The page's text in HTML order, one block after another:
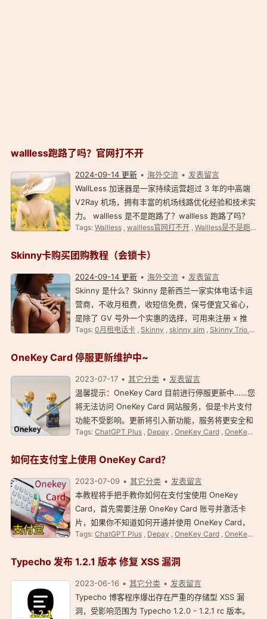
wallless跑路了吗？官网打不开
2024-09-14 更新 海外交流
发表留言
WallLess 加速器是一家持续运营超过 3 年的中高端
V2Ray 机场，拥有丰富的机场线路优化经验和技术实
力。 wallless 是不是跑路了？wallless 跑路了吗？
wallless 官网打不开了怎么办？ wallless 是不是跑
间…
Tags: Wallless, wallless官网打不开, Wallless是不是跑路了？
Skinny卡购买团购教程（会锁卡）
2024-09-14 更新 海外交流
发表留言
Skinny 是什么？Skinny 是新西兰一家实体电话卡运
营商，不收月租费，收短信免费，保号便宜又省心，
是除了 GV 号外一个实惠的选择，可用来注册 x 推
特、 Telegram 、 Tiktok 等国外优秀服务。 2024-
卡…… 2024…
Tags: 0月租电话卡, Skinny , skinny sim, Skinny Trio SIM
OneKey Card 停服更新维护中~
2023-07-17 其它分类
发表留言
温馨提示：OneKey Card 目前进行停服更新中……您
将无法访问 OneKey Card 网站服务，但是卡片支付
功能不受影响。更新将引入新功能，服务将更安全和
灵活。 官方公告截图： 点击查看更多 OneKey Card
Tags: ChatGPT Plus, Depay , OneKey Card, OneKey Card 常见问题
如何在支付宝上使用 OneKey Card？
2023-07-09 其它分类
发表留言
本教程将手把手教你如何在支付宝使用 OneKey
Card，首先需要注册 OneKey Card 账号并激活卡
片，如果你不知道如何开通并使用 OneKey Card，
可参考这里 OneKey Card 教程。 支付宝上使用
杂，为了确保…
Tags: ChatGPT Plus, Depay , OneKey Card, OneKey Card使用指南
Typecho 发布 1.2.1 版本 修复 XSS 漏洞
2023-06-16 其它分类
发表留言
Typecho 博客程序爆出存在严重的存储型 XSS 漏
洞，受影响范围为 Typecho 1.2.0 - 1.2.1 rc 版本。